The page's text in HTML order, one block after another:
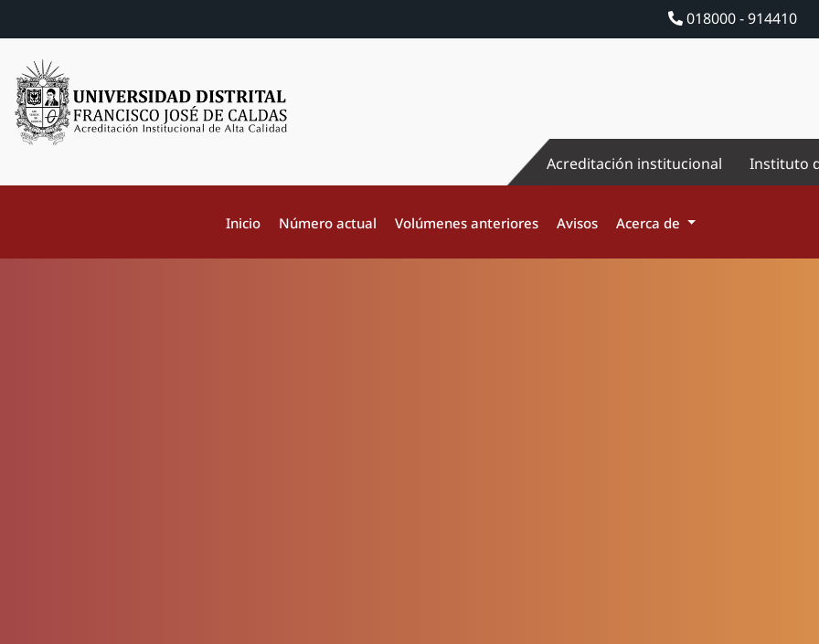
018000 - 914410
Acreditación institucional Instituto
Inicio Número actual Volúmenes anteriores Avisos Acerca de